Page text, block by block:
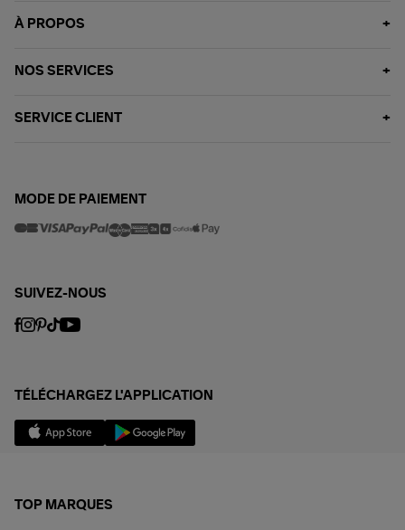
À PROPOS
NOS SERVICES
SERVICE CLIENT
MODE DE PAIEMENT
SUIVEZ-NOUS
TÉLÉCHARGEZ L'APPLICATION
TOP MARQUES